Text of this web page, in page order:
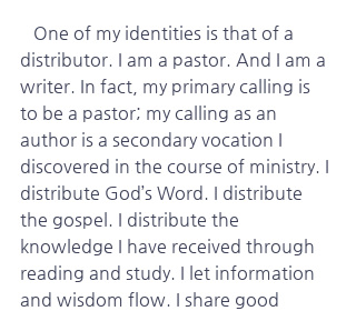
distributor. I am a pastor. And I am a
writer. In fact, my primary calling is
to be a pastor; my calling as an
author is a secondary vocation I
discovered in the course of ministry. I
distribute God’s Word. I distribute
the gospel. I distribute the
knowledge I have received through
reading and study. I let information
and wisdom flow. I share good